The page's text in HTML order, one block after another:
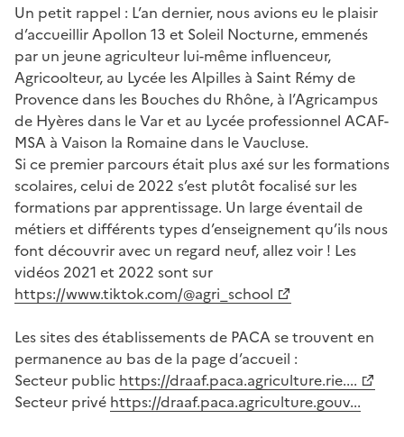
Un petit rappel : L’an dernier, nous avions eu le plaisir
d’accueillir Apollon 13 et Soleil Nocturne, emmenés
par un jeune agriculteur lui-même influenceur,
Agricoolteur, au Lycée les Alpilles à Saint Rémy de
Provence dans les Bouches du Rhône, à l’Agricampus
de Hyères dans le Var et au Lycée professionnel ACAF-
MSA à Vaison la Romaine dans le Vaucluse.
Si ce premier parcours était plus axé sur les formations
scolaires, celui de 2022 s’est plutôt focalisé sur les
formations par apprentissage. Un large éventail de
métiers et différents types d’enseignement qu’ils nous
font découvrir avec un regard neuf, allez voir ! Les
vidéos 2021 et 2022 sont sur
https://www.tiktok.com/@agri_school
Les sites des établissements de PACA se trouvent en
permanence au bas de la page d’accueil :
Secteur public https://draaf.paca.agriculture.rie....
Secteur privé https://draaf.paca.agriculture.gouv...